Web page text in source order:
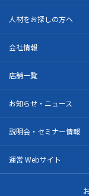
人材をお探しの方へ
会社情報
店舗一覧
お知らせ・ニュース
説明会・セミナー情報
運営 Webサイト